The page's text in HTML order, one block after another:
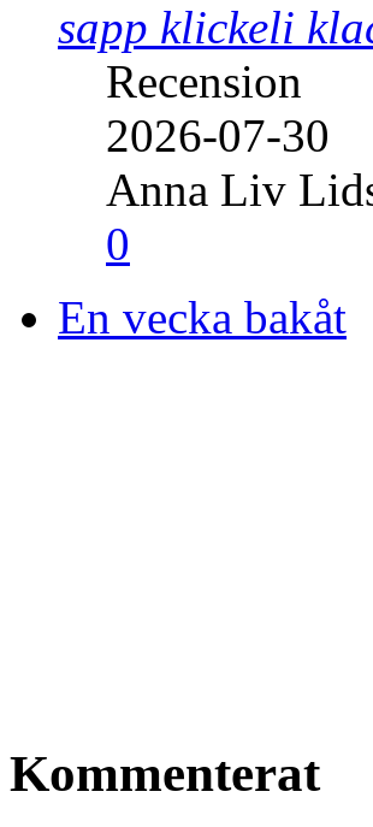
sapp klickeli
Recension
2026-07-30
Anna Liv
0
En vecka bakåt
Kommenterat